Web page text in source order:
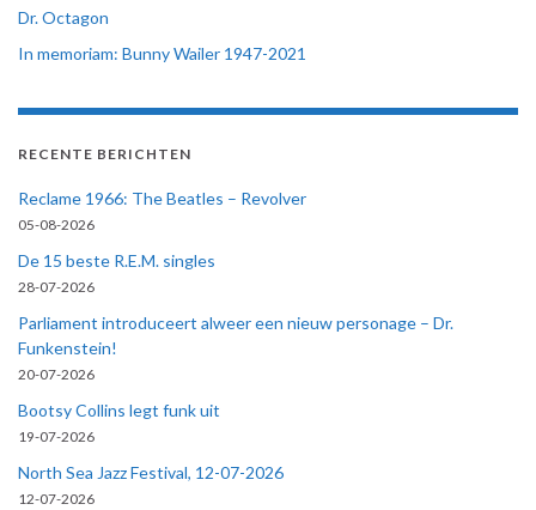
Dr. Octagon
In memoriam: Bunny Wailer 1947-2021
RECENTE BERICHTEN
Reclame 1966: The Beatles – Revolver
05-08-2026
De 15 beste R.E.M. singles
28-07-2026
Parliament introduceert alweer een nieuw personage – Dr.
Funkenstein!
20-07-2026
Bootsy Collins legt funk uit
19-07-2026
North Sea Jazz Festival, 12-07-2026
12-07-2026